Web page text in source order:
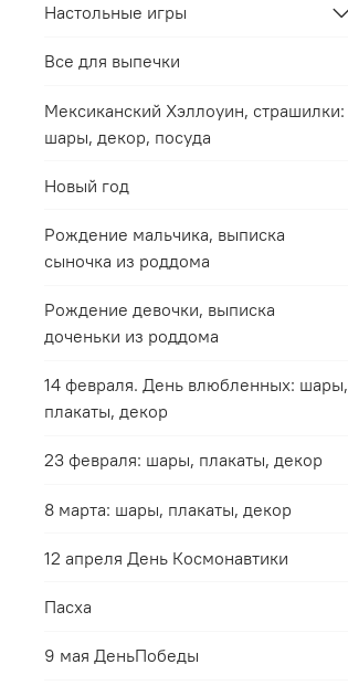
Настольные игры
Все для выпечки
Мексиканский Хэллоуин, страшилки:
шары, декор, посуда
Новый год
Рождение мальчика, выписка
сыночка из роддома
Рождение девочки, выписка
доченьки из роддома
14 февраля. День влюбленных: шары,
плакаты, декор
23 февраля: шары, плакаты, декор
8 марта: шары, плакаты, декор
12 апреля День Космонавтики
Пасха
9 мая ДеньПобеды